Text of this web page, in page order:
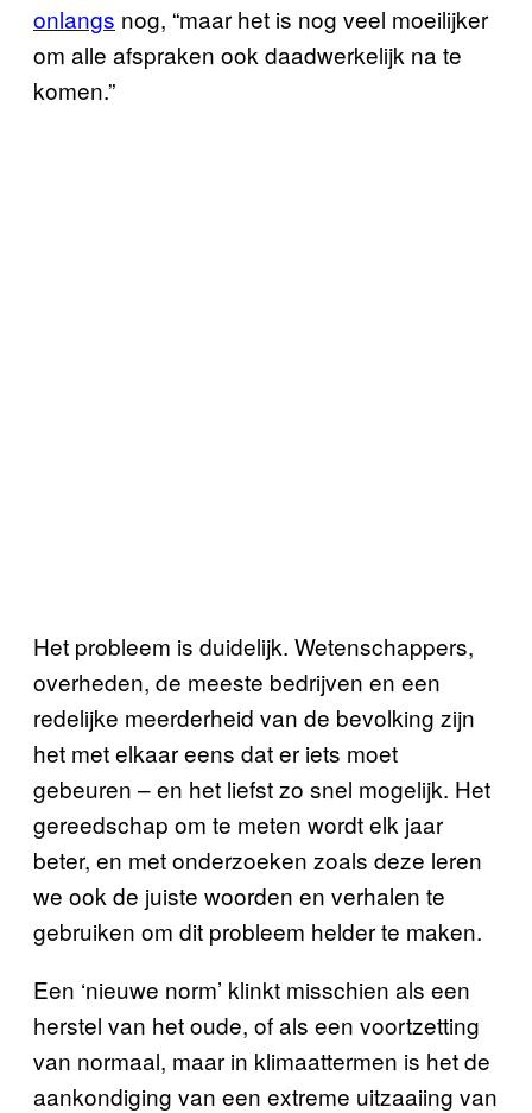
onlangs nog, “maar het is nog veel moeilijker
om alle afspraken ook daadwerkelijk na te
komen.”
Het probleem is duidelijk. Wetenschappers,
overheden, de meeste bedrijven en een
redelijke meerderheid van de bevolking zijn
het met elkaar eens dat er iets moet
gebeuren – en het liefst zo snel mogelijk. Het
gereedschap om te meten wordt elk jaar
beter, en met onderzoeken zoals deze leren
we ook de juiste woorden en verhalen te
gebruiken om dit probleem helder te maken.
Een ‘nieuwe norm’ klinkt misschien als een
herstel van het oude, of als een voortzetting
van normaal, maar in klimaattermen is het de
aankondiging van een extreme uitzaaiing van